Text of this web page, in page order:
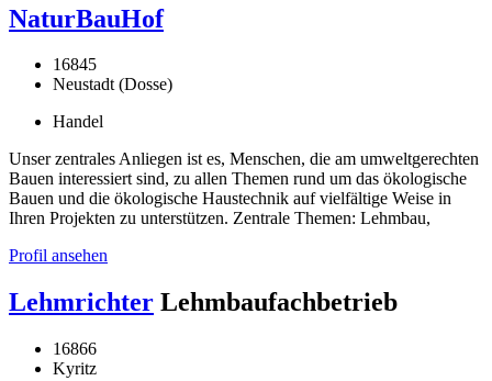
NaturBauHof
16845
Neustadt (Dosse)
Handel
Unser zentrales Anliegen ist es, Menschen, die am umweltgerechten
Bauen interessiert sind, zu allen Themen rund um das ökologische
Bauen und die ökologische Haustechnik auf vielfältige Weise in
Ihren Projekten zu unterstützen. Zentrale Themen: Lehmbau,
Profil ansehen
Lehmrichter Lehmbaufachbetrieb
16866
Kyritz